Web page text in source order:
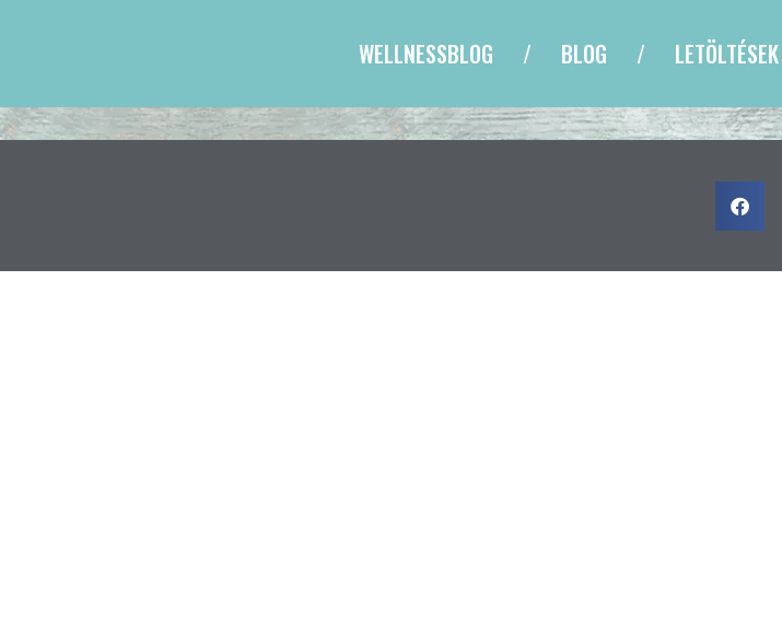
WELLNESSBLOG BLOG LETÖLTÉSEK